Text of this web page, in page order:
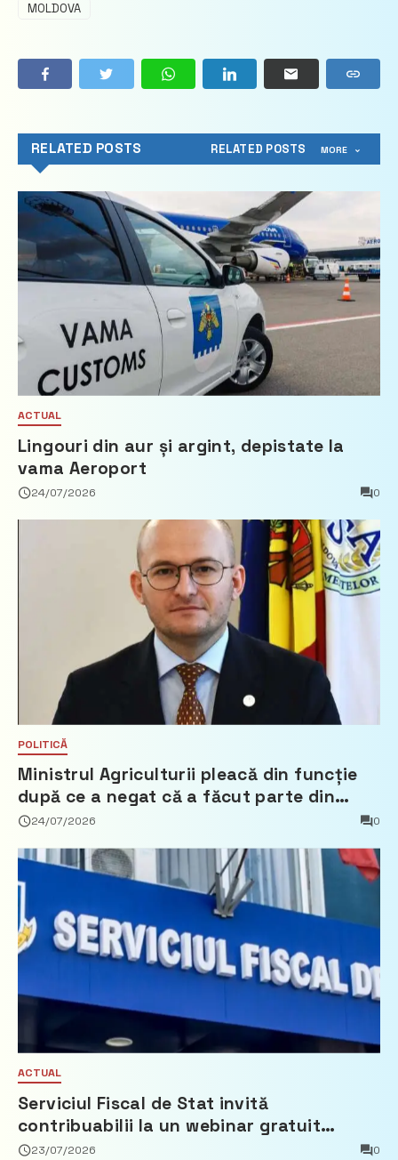
MOLDOVA
RELATED POSTS RELATED POSTS MORE
ACTUAL
Lingouri din aur și argint, depistate la
vama Aeroport
24/07/2026 0
POLITICĂ
Ministrul Agriculturii pleacă din funcție
după ce a negat că a făcut parte din
Partidul Democrat
24/07/2026 0
ACTUAL
Serviciul Fiscal de Stat invită
contribuabilii la un webinar gratuit
privind calculul impozitului pe bunurile
23/07/2026 0